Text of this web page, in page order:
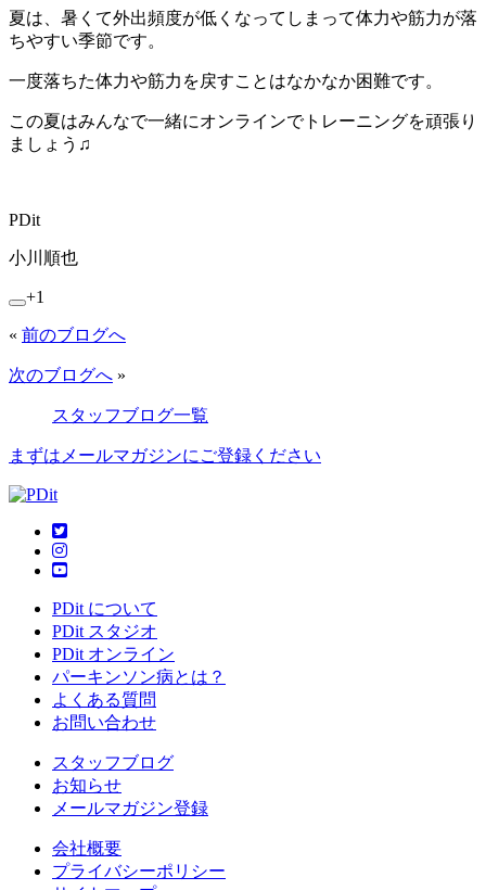
夏は、暑くて外出頻度が低くなってしまって体力や筋力が落
ちやすい季節です。
一度落ちた体力や筋力を戻すことはなかなか困難です。
この夏はみんなで一緒にオンラインでトレーニングを頑張り
ましょう♫
PDit
小川順也
+1
« 前のブログへ
次のブログへ »
スタッフブログ一覧
まずはメールマガジンにご登録ください
PDit について
PDit スタジオ
PDit オンライン
パーキンソン病とは？
よくある質問
お問い合わせ
スタッフブログ
お知らせ
メールマガジン登録
会社概要
プライバシーポリシー